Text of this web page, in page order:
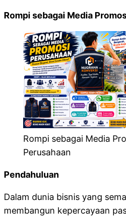
Rompi sebagai Media
Rompi sebagai Media
Perusahaan
Pendahuluan
Dalam dunia bisnis yang
membangun kepercayaan